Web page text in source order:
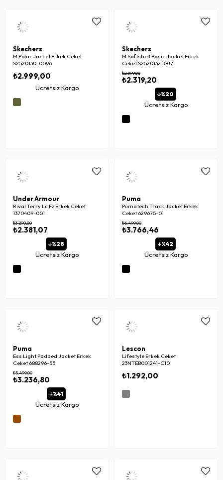
Skechers
M Polar Jacket Erkek Ceket
S2520130-0096
₺2.999,00
Ücretsiz Kargo
Skechers
M Softshell Basic Jacket Erkek
Ceket S2520132-3817
₺2.319,20
₺2.899,00
%20
Ücretsiz Kargo
Under Armour
Rival Terry Lc Fz Erkek Ceket
1370409-001
₺2.381,07
₺3.290,00
%28
Ücretsiz Kargo
Puma
Pumatech Track Jacket Erkek
Ceket 629675-01
₺3.766,46
₺6.499,00
%42
Ücretsiz Kargo
Puma
Ess Light Padded Jacket Erkek
Ceket 688296-55
₺3.236,80
₺5.499,00
%41
Ücretsiz Kargo
Lescon
Lifestyle Erkek Ceket
23NTEB001241-C10
₺1.292,00